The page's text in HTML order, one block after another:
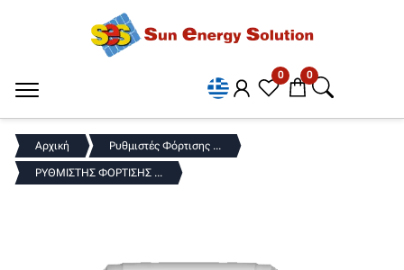
0 0
Αρχική Ρυθμιστές Φόρτισης ...
ΡΥΘΜΙΣΤΗΣ ΦΟΡΤΙΣΗΣ ...